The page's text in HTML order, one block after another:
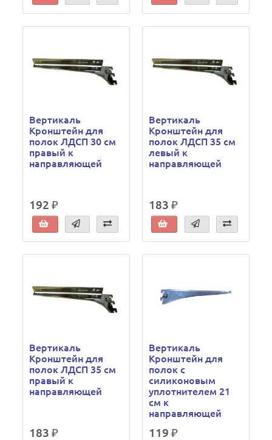
Вертикаль
Кронштейн для
полок ЛДСП 30 см
правый к
направляющей
192 ₽
Вертикаль
Кронштейн для
полок ЛДСП 35 см
левый к
направляющей
183 ₽
Вертикаль
Кронштейн для
полок ЛДСП 35 см
правый к
направляющей
183 ₽
Вертикаль
Кронштейн для
полок с
силиконовым
уплотнителем 21
см к
направляющей
119 ₽